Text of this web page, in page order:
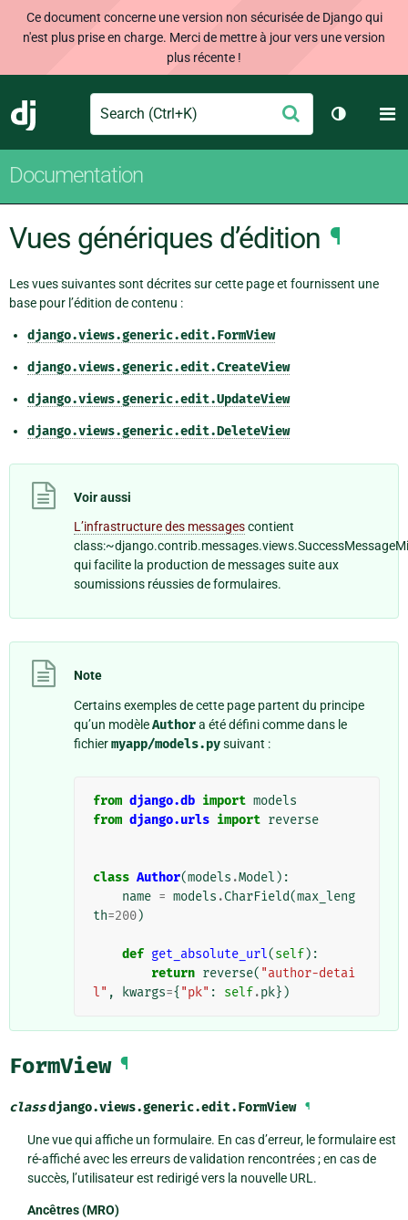
Ce document concerne une version non sécurisée de Django qui
n'est plus prise en charge. Merci de mettre à jour vers une version
plus récente !
Django
Search Envoyer
Changer
Documentation
Vues génériques d’édition ¶
Les vues suivantes sont décrites sur cette page et fournissent une
base pour l’édition de contenu :
django.views.generic.edit.FormView
django.views.generic.edit.CreateView
django.views.generic.edit.UpdateView
django.views.generic.edit.DeleteView
Voir aussi
L’infrastructure des messagescontient
qui facilite la production de messages suite aux
soumissions réussies de formulaires.
Note
Certains exemples de cette page partent du principe
qu’un modèleAuthora été défini comme dans le
fichiermyapp/models.pysuivant :
from django.db import models
from django.urls import reverse
class Author(models .Model ):
name = models .CharField(max_leng
th=200)
def get_absolute_url(self):
return reverse( "author-detai
l" , kwargs={ "pk" : self.pk})
FormView ¶
classdjango.views.generic.edit.FormView ¶
Une vue qui affiche un formulaire. En cas d’erreur, le formulaire est
ré-affiché avec les erreurs de validation rencontrées ; en cas de
succès, l’utilisateur est redirigé vers la nouvelle URL.
Ancêtres (MRO)